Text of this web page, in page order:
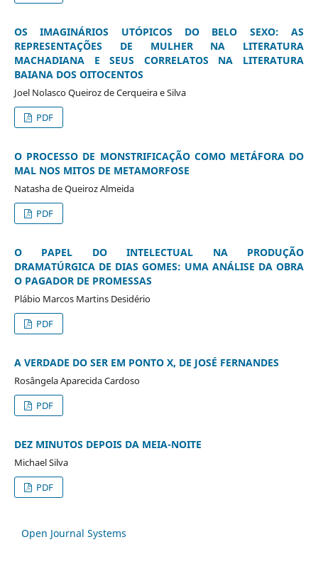
OS IMAGINÁRIOS UTÓPICOS DO BELO SEXO: AS
REPRESENTAÇÕES DE MULHER NA LITERATURA
MACHADIANA E SEUS CORRELATOS NA LITERATURA
BAIANA DOS OITOCENTOS
Joel Nolasco Queiroz de Cerqueira e Silva
PDF
O PROCESSO DE MONSTRIFICAÇÃO COMO METÁFORA DO
MAL NOS MITOS DE METAMORFOSE
Natasha de Queiroz Almeida
PDF
O PAPEL DO INTELECTUAL NA PRODUÇÃO
DRAMATÚRGICA DE DIAS GOMES: UMA ANÁLISE DA OBRA
O PAGADOR DE PROMESSAS
Plábio Marcos Martins Desidério
PDF
A VERDADE DO SER EM PONTO X, DE JOSÉ FERNANDES
Rosângela Aparecida Cardoso
PDF
DEZ MINUTOS DEPOIS DA MEIA-NOITE
Michael Silva
PDF
Open Journal Systems